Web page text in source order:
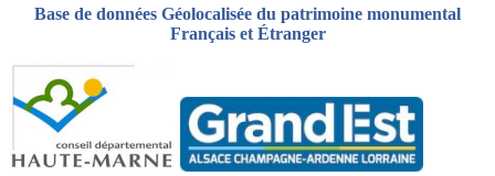
Base de données Géolocalisée du patrimoine monumental
Français et Étranger